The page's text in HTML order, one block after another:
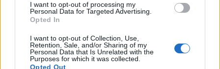
I want to opt-out of processing my
Personal Data for Targeted Advertising.
Opted In
I want to opt-out of Collection, Use,
Retention, Sale, and/or Sharing of my
Personal Data that Is Unrelated with the
Purposes for which it was collected.
Opted Out
20mila fedeli di altre religioni. 478mila
persona sono poi atei o agnostici.
Le riflessioni sul Rapporto
Caritas-Migrantes